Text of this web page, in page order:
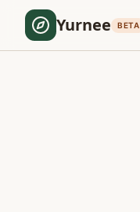
Yurnee BETA